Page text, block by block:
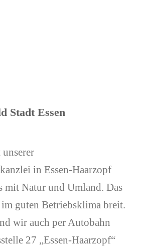
Stadt Essen
in Essen-Haarzopf
mit Natur und Umland. Das
guten Betriebsklima breit.
wir auch per Autobahn
27 „Essen-Haarzopf“